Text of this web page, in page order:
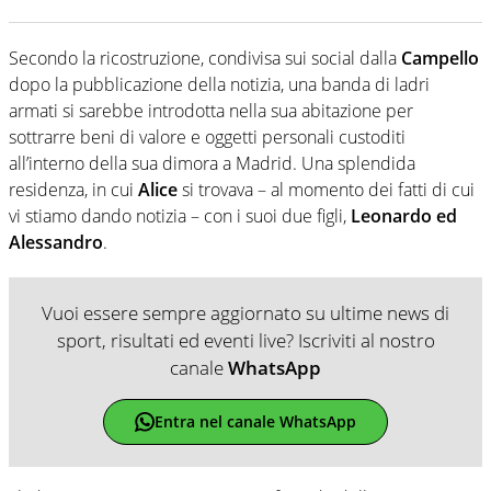
Secondo la ricostruzione, condivisa sui social dalla Campello
dopo la pubblicazione della notizia, una banda di ladri
armati si sarebbe introdotta nella sua abitazione per
sottrarre beni di valore e oggetti personali custoditi
all’interno della sua dimora a Madrid. Una splendida
residenza, in cui Alicesi trovava – al momento dei fatti di cui
vi stiamo dando notizia – con i suoi due figli, Leonardo ed
Alessandro.
Vuoi essere sempre aggiornato su ultime news di
sport, risultati ed eventi live? Iscriviti al nostro
canaleWhatsApp
Entra nel canale WhatsApp